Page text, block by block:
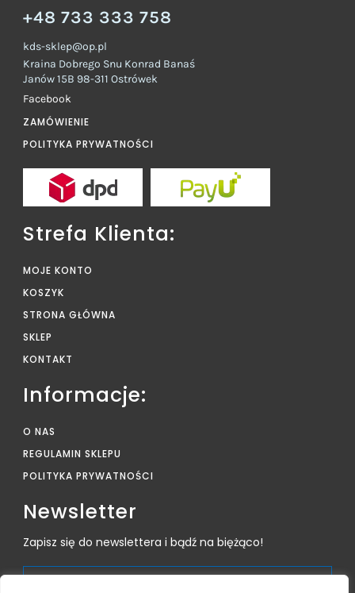
+48 733 333 758
kds-sklep@op.pl
Kraina Dobrego Snu Konrad Banaś
Janów 15B 98-311 Ostrówek
Facebook
ZAMÓWIENIE
POLITYKA PRYWATNOŚCI
Strefa Klienta:
MOJE KONTO
KOSZYK
STRONA GŁÓWNA
SKLEP
KONTAKT
Informacje:
O NAS
REGULAMIN SKLEPU
POLITYKA PRYWATNOŚCI
Newsletter
Zapisz się do newslettera i bądź na biężąco!